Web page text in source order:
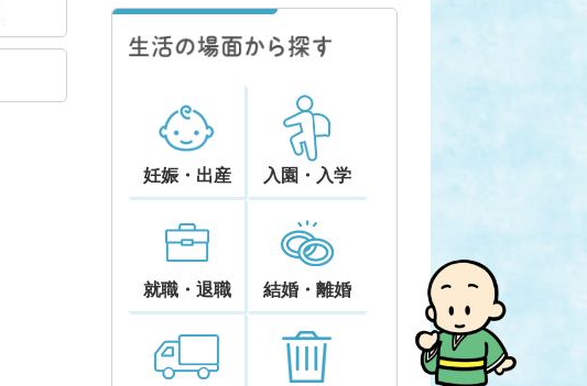
妊娠・出産 入園・入学
就職・退職 結婚・離婚